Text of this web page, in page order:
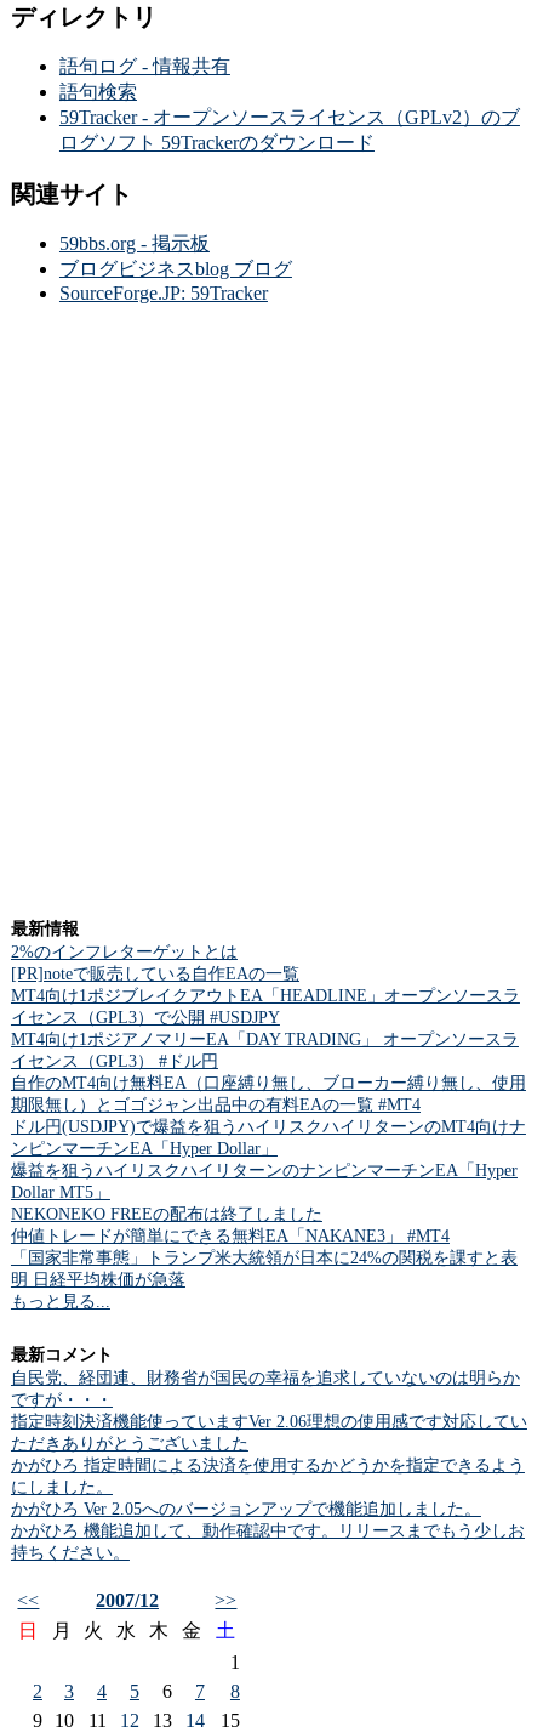
ディレクトリ
語句ログ - 情報共有
語句検索
59Tracker - オープンソースライセンス（GPLv2）のブ
ログソフト 59Trackerのダウンロード
関連サイト
59bbs.org - 掲示板
ブログビジネスblog ブログ
SourceForge.JP: 59Tracker
最新情報
2%のインフレターゲットとは
[PR]noteで販売している自作EAの一覧
MT4向け1ポジブレイクアウトEA「HEADLINE」オープンソースラ
イセンス（GPL3）で公開 #USDJPY
MT4向け1ポジアノマリーEA「DAY TRADING」 オープンソースラ
イセンス（GPL3） #ドル円
自作のMT4向け無料EA（口座縛り無し、ブローカー縛り無し、使用
期限無し）とゴゴジャン出品中の有料EAの一覧 #MT4
ドル円(USDJPY)で爆益を狙うハイリスクハイリターンのMT4向けナ
ンピンマーチンEA「Hyper Dollar」
爆益を狙うハイリスクハイリターンのナンピンマーチンEA「Hyper
Dollar MT5」
NEKONEKO FREEの配布は終了しました
仲値トレードが簡単にできる無料EA「NAKANE3」 #MT4
「国家非常事態」トランプ米大統領が日本に24%の関税を課すと表
明 日経平均株価が急落
もっと見る...
最新コメント
自民党、経団連、財務省が国民の幸福を追求していないのは明らか
ですが・・・
指定時刻決済機能使っていますVer 2.06理想の使用感です対応してい
ただきありがとうございました
かがひろ 指定時間による決済を使用するかどうかを指定できるよう
にしました。
かがひろ Ver 2.05へのバージョンアップで機能追加しました。
かがひろ 機能追加して、動作確認中です。リリースまでもう少しお
持ちください。
<< 2007/12
>>
日
月 火 水 木 金
土
1
2
3 4 5 6 7
8
9
10 11 12 13 14 15